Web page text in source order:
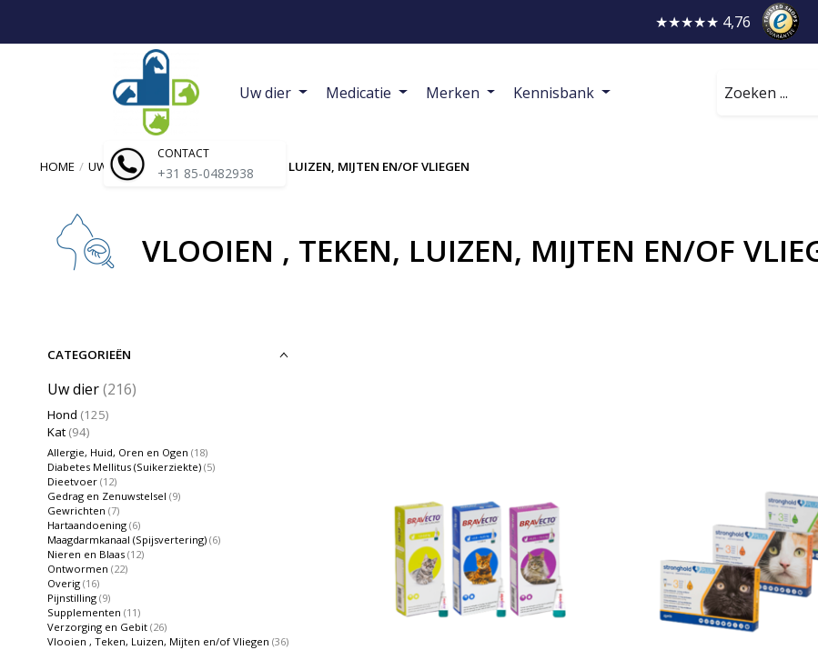
★★★★★ 4,76
Uw dier Medicatie Merken Kennisbank
CONTACT
+31 85-0482938
HOME / UW DIER / KAT / VLOOIEN , TEKEN, LUIZEN, MIJTEN EN/OF VLIEGEN
VLOOIEN , TEKEN, LUIZEN, MIJTEN EN/OF
CATEGORIEËN
Uw dier(216)
Hond (125)
Kat (94)
Allergie, Huid, Oren en Ogen (18)
Diabetes Mellitus (Suikerziekte) (5)
Dieetvoer (12)
Gedrag en Zenuwstelsel (9)
Gewrichten (7)
Hartaandoening (6)
Maagdarmkanaal (Spijsvertering) (6)
Nieren en Blaas (12)
Ontwormen (22)
Overig (16)
Pijnstilling (9)
Supplementen (11)
Verzorging en Gebit (26)
Vlooien , Teken, Luizen, Mijten en/of Vliegen (36)